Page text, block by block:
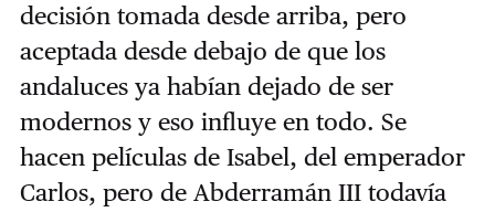
decisión tomada desde arriba, pero
aceptada desde debajo de que los
andaluces ya habían dejado de ser
modernos y eso influye en todo. Se
hacen películas de Isabel, del emperador
Carlos, pero de Abderramán III todavía